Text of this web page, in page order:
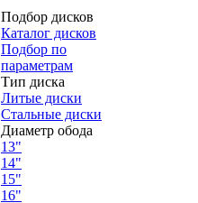
Подбор дисков
Каталог дисков
Подбор по
параметрам
Тип диска
Литые диски
Стальные диски
Диаметр обода
13"
14"
15"
16"